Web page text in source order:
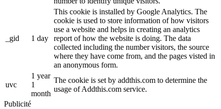
_gid 1 day
This cookie is installed by Google Analytics. The
cookie is used to store information of how visitors
use a website and helps in creating an analytics
report of how the website is doing. The data
collected including the number visitors, the source
where they have come from, and the pages visted in
an anonymous form.
uvc
1 year
1
month
The cookie is set by addthis.com to determine the
usage of Addthis.com service.
Publicité